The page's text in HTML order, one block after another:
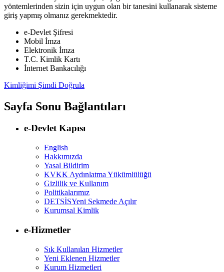
yöntemlerinden sizin için uygun olan bir tanesini kullanarak sisteme
giriş yapmış olmanız gerekmektedir.
e-Devlet Şifresi
Mobil İmza
Elektronik İmza
T.C. Kimlik Kartı
İnternet Bankacılığı
Kimliğimi Şimdi Doğrula
Sayfa Sonu Bağlantıları
e-Devlet Kapısı
English
Hakkımızda
Yasal Bildirim
KVKK Aydınlatma Yükümlülüğü
Gizlilik ve Kullanım
Politikalarımız
DETSİSYeni Sekmede Açılır
Kurumsal Kimlik
e-Hizmetler
Sık Kullanılan Hizmetler
Yeni Eklenen Hizmetler
Kurum Hizmetleri